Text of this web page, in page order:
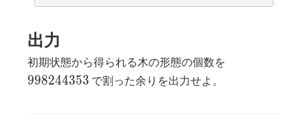
出力
初期状態から得られる木の形態の個数を
998244353 で割った余りを出力せよ。